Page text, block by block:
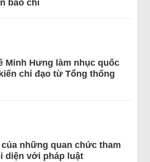
báo chí
Minh Hưng làm nhục quốc
chỉ đạo từ Tổng thống
những quan chức tham
diện với pháp luật